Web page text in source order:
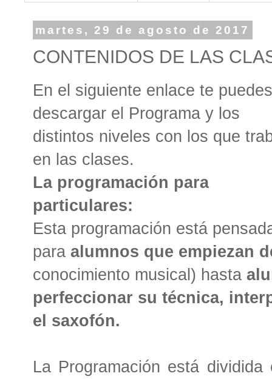
martes, 29 de agosto de 2017
CONTENIDOS DE LAS
En el siguiente enlace te puedes
descargar el Programa y los
distintos niveles con los que
en las clases.
La programación para
particulares:
Esta programación está
para alumnos que empiezan
conocimiento musical) hasta
perfeccionar su técnica,
el saxofón.
La Programación está